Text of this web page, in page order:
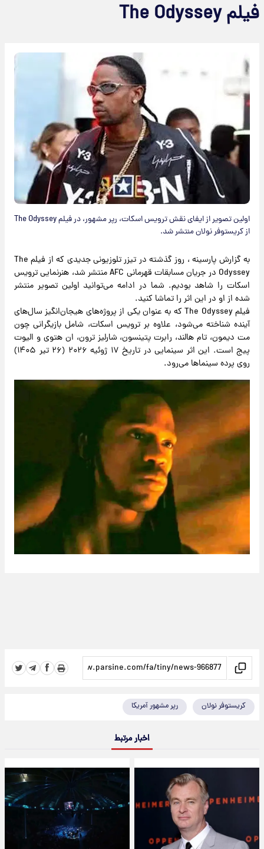
فیلم The Odyssey
اولین تصویر از ایفای نقش ترویس اسکات، رپر مشهور، در فیلم The Odyssey
از کریستوفر نولان منتشر شد.
به گزارش پارسینه ، روز گذشته در تیزر تلوزیونی جدیدی که از فیلم The
Odyssey در جریان مسابقات قهرمانی AFC منتشر شد، هنرنمایی ترویس
اسکات را شاهد بودیم. شما در ادامه می‌توانید اولین تصویر منتشر
شده از او در این اثر را تماشا کنید.
فیلم The Odyssey که به‌ عنوان یکی از پروژه‌های هیجان‌انگیز سال‌های
آینده شناخته می‌شود، علاوه بر ترویس اسکات، شامل بازیگرانی چون
مت دیمون، تام هالند، رابرت پتینسون، شارلیز ترون، ان هتوی و الیوت
پیج است. این اثر سینمایی در تاریخ ۱۷ ژوئیه ۲۰۲۶ (۲۶ تیر ۱۴۰۵)
روی پرده سینماها می‌رود.
کریستوفر نولان رپر مشهور آمریکا
اخبار مرتبط